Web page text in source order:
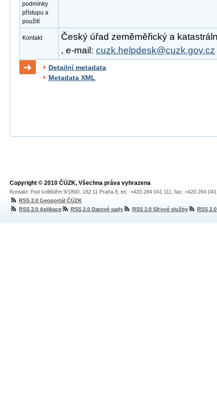
podmínky
přístupu a
použití
Kontakt
Český úřad zeměměřický a
, e-mail: cuzk.helpdesk@cuzk.gov.cz
Detailní metadata
Metadata XML
Copyright © 2010 ČÚZK, Všechna práva vyhrazena
Kontakt: Pod sídlištěm 9/1800, 182 11 Praha 8, tel.: +420 284 041 111, fax: +420 284
RSS 2.0 Geoportál ČÚZK
RSS 2.0 Aplikace
RSS 2.0 Datové sady RSS 2.0 Síťové služby RSS